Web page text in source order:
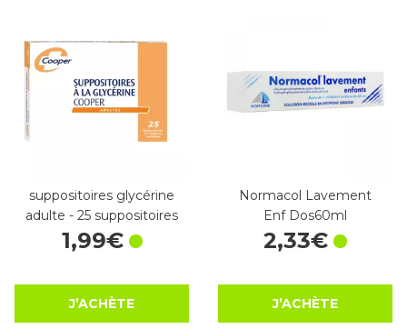
suppositoires glycérine
adulte - 25 suppositoires
1,99€
J’ACHÈTE
Normacol Lavement
Enf Dos60ml
2,33€
J’ACHÈTE